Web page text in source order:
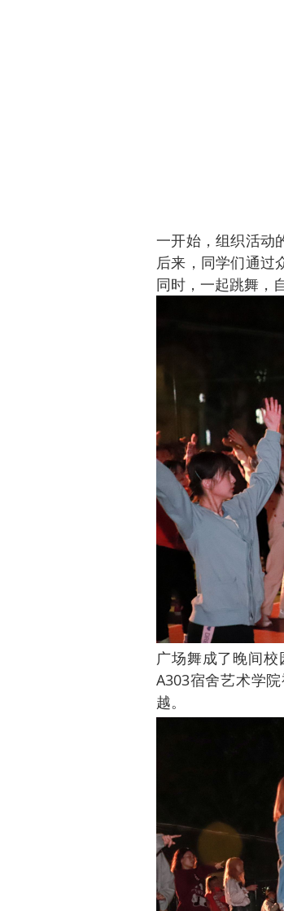
一开始，组织活动
后来，同学们通过
同时，一起跳舞，
广场舞成了晚间
A303宿舍艺术学
越。